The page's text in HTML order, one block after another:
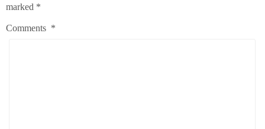
marked *
Comments *